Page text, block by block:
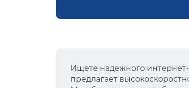
Ищете надежного
предлагает